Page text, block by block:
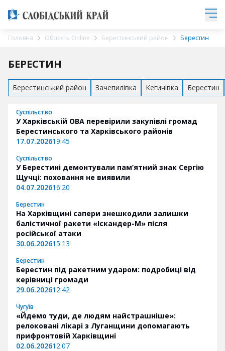
Головна Область Online Берестинський район Берестин
БЕРЕСТИН
Берестинський район Зачепилівка Кегичівка Берестин
Суспільство
У Харківській ОВА перевірили закупівлі громад
Берестинського та Харківського районів
17.07.202619:45
Суспільство
У Берестині демонтували пам’ятний знак Сергію
Щучці: поховання не виявили
04.07.202616:20
Берестин
На Харківщині сапери знешкодили залишки
балістичної ракети «Іскандер-М» після
російської атаки
30.06.202615:13
Берестин
Берестин під ракетним ударом: подробиці від
керівниці громади
29.06.202612:42
Чугуїв
«Йдемо туди, де людям найстрашніше»:
релоковані лікарі з Луганщини допомагають
прифронтовій Харківщині
02.06.202612:07